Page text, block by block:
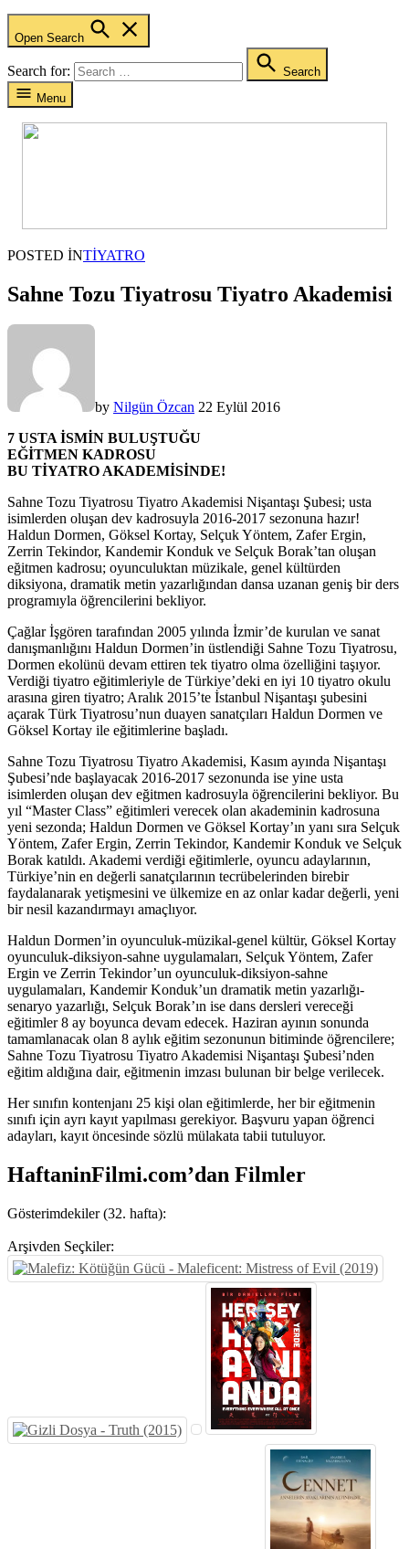
Open Search
Search for:
Search
Menu
POSTED INTIYATRO
Sahne Tozu Tiyatrosu Tiyatro Akademisi
by Nilgün Özcan 22 Eylül 2016
7 USTA İSMİN BULUŞTUĞU
EĞİTMEN KADROSU
BU TİYATRO AKADEMİSİNDE!
Sahne Tozu Tiyatrosu Tiyatro Akademisi Nişantaşı Şubesi; usta
isimlerden oluşan dev kadrosuyla 2016-2017 sezonuna hazır!
Haldun Dormen, Göksel Kortay, Selçuk Yöntem, Zafer Ergin,
Zerrin Tekindor, Kandemir Konduk ve Selçuk Borak’tan oluşan
eğitmen kadrosu; oyunculuktan müzikale, genel kültürden
diksiyona, dramatik metin yazarlığından dansa uzanan geniş bir ders
programıyla öğrencilerini bekliyor.
Çağlar İşgören tarafından 2005 yılında İzmir’de kurulan ve sanat
danışmanlığını Haldun Dormen’in üstlendiği Sahne Tozu Tiyatrosu,
Dormen ekolünü devam ettiren tek tiyatro olma özelliğini taşıyor.
Verdiği tiyatro eğitimleriyle de Türkiye’deki en iyi 10 tiyatro okulu
arasına giren tiyatro; Aralık 2015’te İstanbul Nişantaşı şubesini
açarak Türk Tiyatrosu’nun duayen sanatçıları Haldun Dormen ve
Göksel Kortay ile eğitimlerine başladı.
Sahne Tozu Tiyatrosu Tiyatro Akademisi, Kasım ayında Nişantaşı
Şubesi’nde başlayacak 2016-2017 sezonunda ise yine usta
isimlerden oluşan dev eğitmen kadrosuyla öğrencilerini bekliyor. Bu
yıl “Master Class” eğitimleri verecek olan akademinin kadrosuna
yeni sezonda; Haldun Dormen ve Göksel Kortay’ın yanı sıra Selçuk
Yöntem, Zafer Ergin, Zerrin Tekindor, Kandemir Konduk ve Selçuk
Borak katıldı. Akademi verdiği eğitimlerle, oyuncu adaylarının,
Türkiye’nin en değerli sanatçılarının tecrübelerinden birebir
faydalanarak yetişmesini ve ülkemize en az onlar kadar değerli, yeni
bir nesil kazandırmayı amaçlıyor.
Haldun Dormen’in oyunculuk-müzikal-genel kültür, Göksel Kortay
oyunculuk-diksiyon-sahne uygulamaları, Selçuk Yöntem, Zafer
Ergin ve Zerrin Tekindor’un oyunculuk-diksiyon-sahne
uygulamaları, Kandemir Konduk’un dramatik metin yazarlığı-
senaryo yazarlığı, Selçuk Borak’ın ise dans dersleri vereceği
eğitimler 8 ay boyunca devam edecek. Haziran ayının sonunda
tamamlanacak olan 8 aylık eğitim sezonunun bitiminde öğrencilere;
Sahne Tozu Tiyatrosu Tiyatro Akademisi Nişantaşı Şubesi’nden
eğitim aldığına dair, eğitmenin imzası bulunan bir belge verilecek.
Her sınıfın kontenjanı 25 kişi olan eğitimlerde, her bir eğitmenin
sınıfı için ayrı kayıt yapılması gerekiyor. Başvuru yapan öğrenci
adayları, kayıt öncesinde sözlü mülakata tabii tutuluyor.
HaftaninFilmi.com’dan Filmler
Gösterimdekiler (32. hafta):
Arşivden Seçkiler: